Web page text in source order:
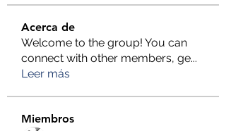
Acerca de
Welcome to the group! You can
connect with other members, ge...
Leer más
Miembros